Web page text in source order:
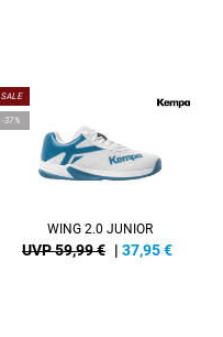
SALE
-37%
WING 2.0 JUNIOR
UVP 59,99 € | 37,95€